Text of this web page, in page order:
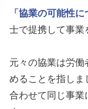
「協業の可能性
士で提携して事業
元々の協業は労働
めることを指しま
合わせて同じ事業